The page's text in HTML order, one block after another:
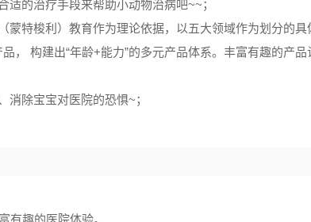
的治疗手段来帮助小动物治病吧~~；
蒙特梭利）教育作为理论依据，以五大领域作为划分的
， 构建出“年龄+能力”的多元产品体系。丰富有趣的产
除宝宝对医院的恐惧~；
有趣的医院体验。